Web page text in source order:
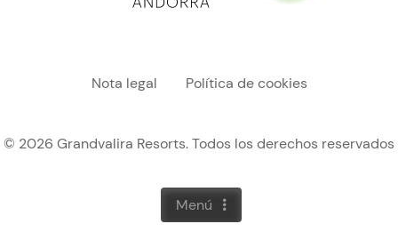
Menú
© 2026 Grandvalira Resorts. Todos los derechos reservados
Menú "legal"
Nota legal Política de cookies